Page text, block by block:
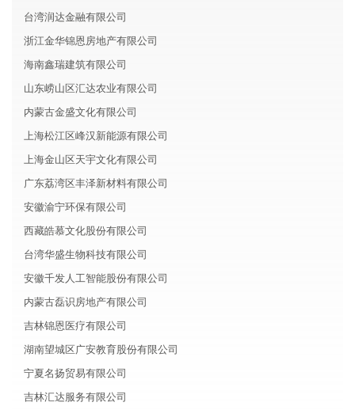
台湾润达金融有限公司
浙江金华锦恩房地产有限公司
海南鑫瑞建筑有限公司
山东崂山区汇达农业有限公司
内蒙古金盛文化有限公司
上海松江区峰汉新能源有限公司
上海金山区天宇文化有限公司
广东荔湾区丰泽新材料有限公司
安徽渝宁环保有限公司
西藏皓慕文化股份有限公司
台湾华盛生物科技有限公司
安徽千发人工智能股份有限公司
内蒙古磊识房地产有限公司
吉林锦恩医疗有限公司
湖南望城区广安教育股份有限公司
宁夏名扬贸易有限公司
吉林汇达服务有限公司